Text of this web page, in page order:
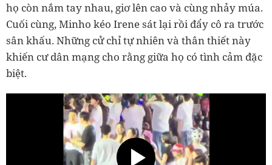
họ còn nắm tay nhau, giơ lên cao và cùng nhảy múa.
Cuối cùng, Minho kéo Irene sát lại rồi đẩy cô ra trước
sân khấu. Những cử chỉ tự nhiên và thân thiết này
khiến cư dân mạng cho rằng giữa họ có tình cảm đặc
biệt.